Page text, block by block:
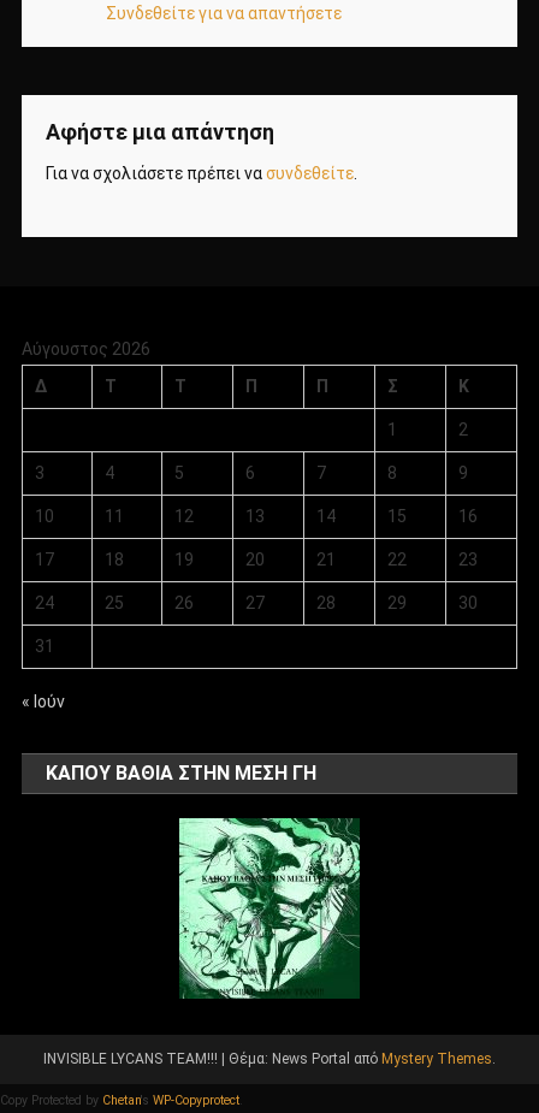
Συνδεθείτε για να απαντήσετε
Αφήστε μια απάντηση
Για να σχολιάσετε πρέπει νασυνδεθείτε.
Αύγουστος 2026
Δ
Τ Τ Π Π Σ Κ
1 2
3 4 5 6 7 8 9
10 11 12 13 14 15 16
17 18 19 20 21 22 23
24 25 26 27 28 29 30
31
« Ιούν
ΚΑΠΟΥ ΒΑΘΙΑ ΣΤΗΝ ΜΕΣΗ ΓΗ
INVISIBLE LYCANS TEAM!!! Θέμα: News Portal από Mystery Themes.
Copy Protected by Chetan's WP-Copyprotect.